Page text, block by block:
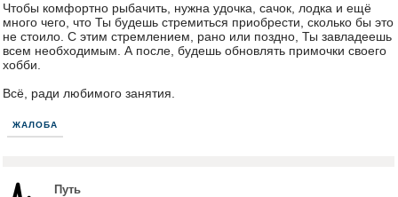
Чтобы комфортно рыбачить, нужна удочка, сачок, лодка и ещё
много чего, что Ты будешь стремиться приобрести, сколько бы это
не стоило. С этим стремлением, рано или поздно, Ты завладеешь
всем необходимым. А после, будешь обновлять примочки своего
хобби.
Всё, ради любимого занятия.
ЖАЛОБА
Путь